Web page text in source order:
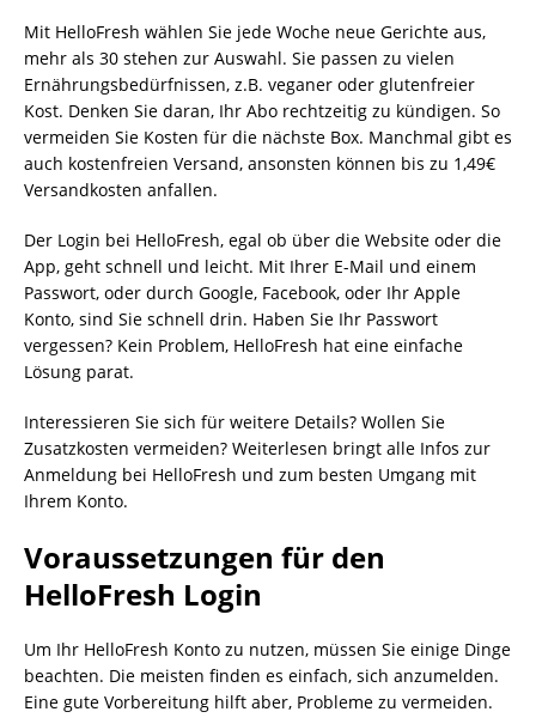
Mit HelloFresh wählen Sie jede Woche neue Gerichte aus,
mehr als 30 stehen zur Auswahl. Sie passen zu vielen
Ernährungsbedürfnissen, z.B. veganer oder glutenfreier
Kost. Denken Sie daran, Ihr Abo rechtzeitig zu kündigen. So
vermeiden Sie Kosten für die nächste Box. Manchmal gibt es
auch kostenfreien Versand, ansonsten können bis zu 1,49€
Versandkosten anfallen.
Der Login bei HelloFresh, egal ob über die Website oder die
App, geht schnell und leicht. Mit Ihrer E-Mail und einem
Passwort, oder durch Google, Facebook, oder Ihr Apple
Konto, sind Sie schnell drin. Haben Sie Ihr Passwort
vergessen? Kein Problem, HelloFresh hat eine einfache
Lösung parat.
Interessieren Sie sich für weitere Details? Wollen Sie
Zusatzkosten vermeiden? Weiterlesen bringt alle Infos zur
Anmeldung bei HelloFresh und zum besten Umgang mit
Ihrem Konto.
Voraussetzungen für den
HelloFresh Login
Um Ihr HelloFresh Konto zu nutzen, müssen Sie einige Dinge
beachten. Die meisten finden es einfach, sich anzumelden.
Eine gute Vorbereitung hilft aber, Probleme zu vermeiden.